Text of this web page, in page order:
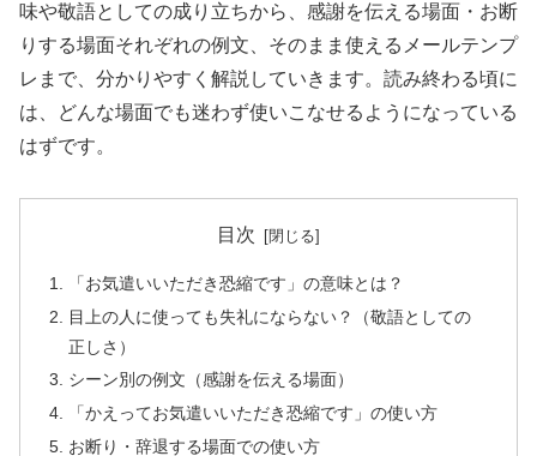
味や敬語としての成り立ちから、感謝を伝える場面・お断
りする場面それぞれの例文、そのまま使えるメールテンプ
レまで、分かりやすく解説していきます。読み終わる頃に
は、どんな場面でも迷わず使いこなせるようになっている
はずです。
目次
「お気遣いいただき恐縮です」の意味とは？
目上の人に使っても失礼にならない？（敬語としての
正しさ）
シーン別の例文（感謝を伝える場面）
「かえってお気遣いいただき恐縮です」の使い方
お断り・辞退する場面での使い方